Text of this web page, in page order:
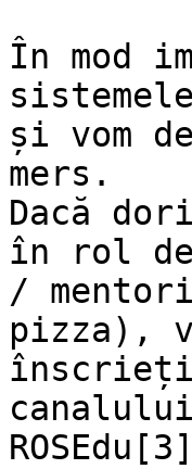
În mod
și vom
mers.
Dacă
în rol
/
pizza),